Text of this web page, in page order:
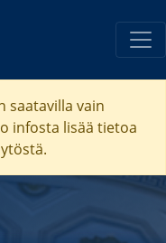
saatavilla vain
infosta lisää tietoa